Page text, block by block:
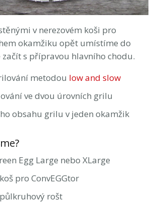
v nerezovém koši pro
okamžiku opět umístíme do
s přípravou hlavního chodu.
metodou low and slow
ve dvou úrovních grilu
obsahu grilu v jeden okamžik
Egg Large nebo XLarge
pro ConvEGGtor
rošt